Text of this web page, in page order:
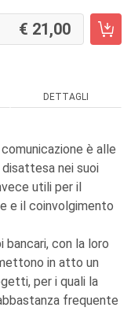
21,00
DETTAGLI
è alle
nei suoi
utili per il
e il coinvolgimento
bancari, con la loro
in atto un
per i quali la
frequente